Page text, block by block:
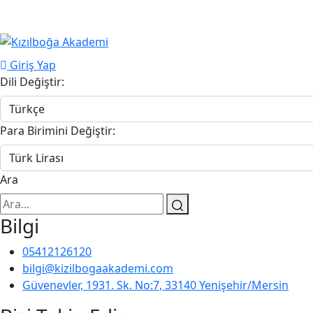
Giriş Yap
Dili Değiştir:
Para Birimini Değiştir:
Ara
Bilgi
05412126120
bilgi@kizilbogaakademi.com
Güvenevler, 1931. Sk. No:7, 33140 Yenişehir/Mersin